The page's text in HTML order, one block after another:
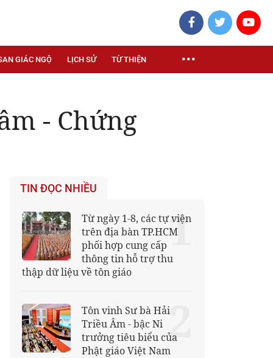
GIÁC NGỘ LỊCH SỬ TỪ THIỆN
- Chứng
TIN ĐỌC NHIỀU
Từ ngày 1-8, các tự viện
trên địa bàn TP.HCM
phối hợp cung cấp
thông tin hỗ trợ thu
thập dữ liệu về tôn giáo
1
Tôn vinh Sư bà Hải
Triều Âm - bậc Ni
trưởng tiêu biểu của
Phật giáo Việt Nam
2